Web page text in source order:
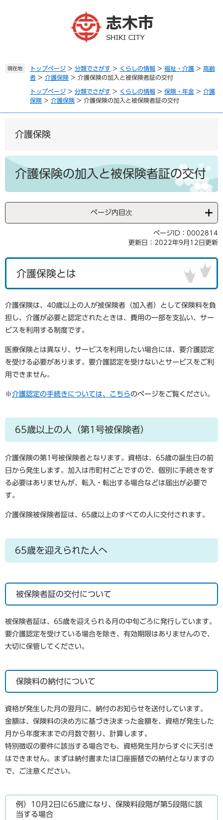
現在地 トップページ > 分類でさがす > くらしの情報 > 福祉・介護 > 高齢
者 > 介護保険 > 介護保険の加入と被保険者証の交付
トップページ > 分類でさがす > くらしの情報 > 保険・年金 > 介護
保険 > 介護保険 > 介護保険の加入と被保険者証の交付
介護保険
本
介護保険の加入と被保険者証の交付
ページ内目次
ページID：0002814
更新日：2022年9月12日更新
介護保険とは
介護保険は、40歳以上の人が被保険者（加入者）として保険料を負
担し、介護が必要と認定されたときは、費用の一部を支払い、サー
ビスを利用する制度です。
医療保険とは異なり、サービスを利用したい場合には、要介護認定
を受ける必要があります。要介護認定を受けないとサービスをご利
用できません。
※介護認定の手続きについては、こちらのページをご覧ください。
65歳以上の人（第1号被保険者）
介護保険の第1号被保険者となります。資格は、65歳の誕生日の前
日から発生します。加入は市町村ごとですので、個別に手続きをす
る必要はありませんが、転入・転出する場合などは届出が必要で
す。
介護保険被保険者証は、65歳以上のすべての人に交付されます。
65歳を迎えられた人へ
被保険者証の交付について
被保険者証は、65歳を迎えられる月の中旬ごろに発行しています。
要介護認定を受けている場合を除き、有効期限はありませんので、
大切に保管してください。
保険料の納付について
資格が発生した月の翌月に、納付のお知らせを送付しています。
金額は、保険料の決め方に基づき決まった金額を、資格が発生した
月から年度末までの月数で割り、計算します。
特別徴収の要件に該当する場合でも、資格発生月からすぐに天引き
はできません。まずは納付書または口座振替での納付となりますの
で、ご注意ください。
例）10月2日に65歳になり、保険料段階が第5段階に該
当する場合